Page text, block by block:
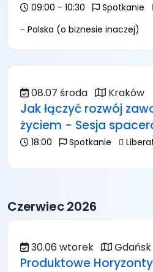
09:00 - 10:30 Spotkanie
- Polska (o biznesie inaczej)
08.07 środa Kraków
Jak łączyć rozwój
życiem - Sesja
18:00 Spotkanie
Czerwiec 2026
30.06 wtorek Gdańsk
Produktowe